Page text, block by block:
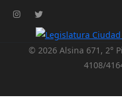
© 2026 Alsina 671, 2°
4108/